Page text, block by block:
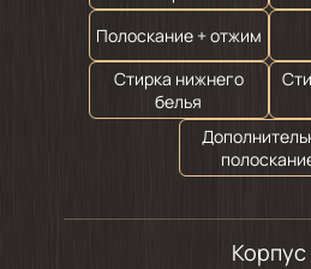
Полоскание + отжим
Стирка нижнего
белья
Корпус